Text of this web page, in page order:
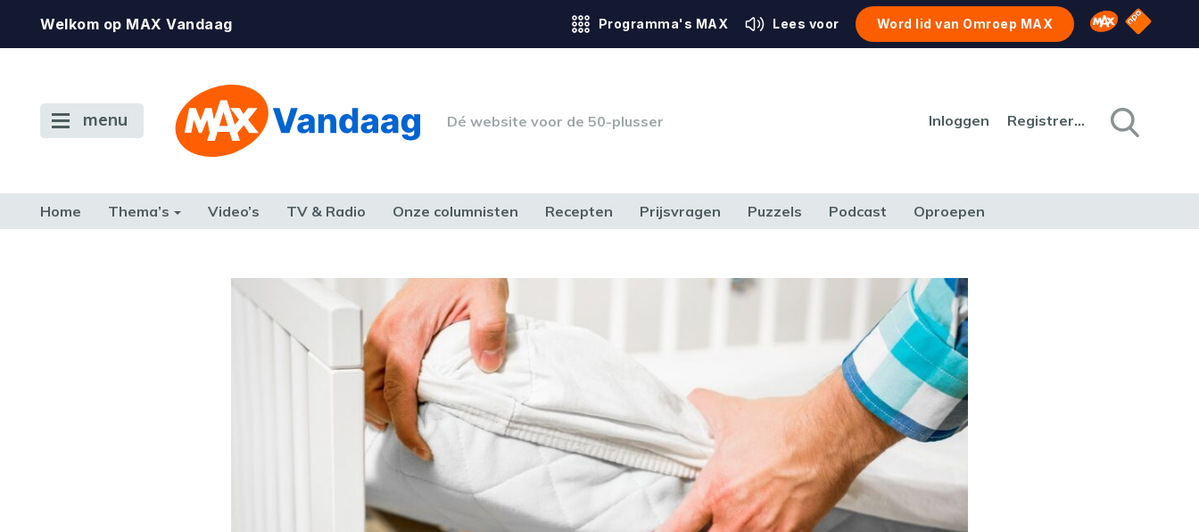
Welkom op MAX Vandaag Programma's MAX Lees voor Word lid van Omroep MAX Omroep MAX
NPO
menu Dé website voor de 50-plusser Inloggen Registreren
Home Thema’s Video’s TV & Radio Onze columnisten Recepten Prijsvragen Puzzels Podcast Oproepen